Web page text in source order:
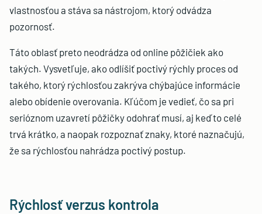
vlastnosťou a stáva sa nástrojom, ktorý odvádza
pozornosť.
Táto oblasť preto neodrádza od online pôžičiek ako
takých. Vysvetľuje, ako odlíšiť poctivý rýchly proces od
takého, ktorý rýchlosťou zakrýva chýbajúce informácie
alebo obídenie overovania. Kľúčom je vedieť, čo sa pri
serióznom uzavretí pôžičky odohrať musí, aj keď to celé
trvá krátko, a naopak rozpoznať znaky, ktoré naznačujú,
že sa rýchlosťou nahrádza poctivý postup.
Rýchlosť verzus kontrola